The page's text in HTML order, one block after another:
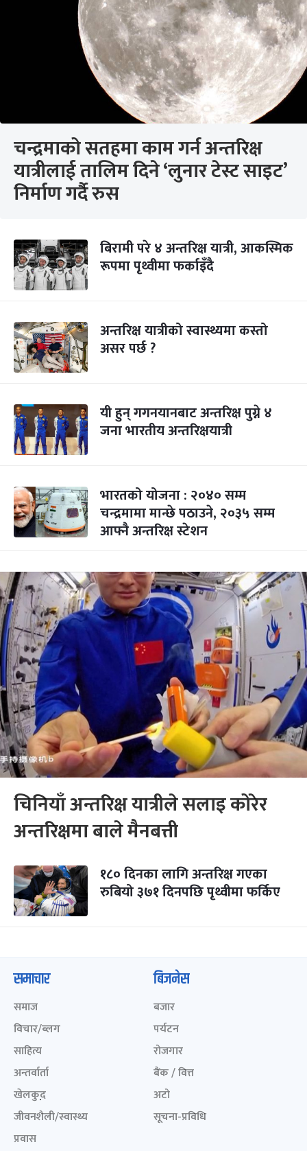
चन्द्रमाको सतहमा काम गर्न अन्तरिक्ष
यात्रीलाई तालिम दिने ‘लुनार टेस्ट साइट’
निर्माण गर्दै रुस
बिरामी परे ४ अन्तरिक्ष यात्री, आकस्मिक
रूपमा पृथ्वीमा फर्काइँदै
अन्तरिक्ष यात्रीको स्वास्थ्यमा कस्तो
असर पर्छ ?
यी हुन् गगनयानबाट अन्तरिक्ष पुग्ने ४
जना भारतीय अन्तरिक्षयात्री
भारतको योजना : २०४० सम्म
चन्द्रमामा मान्छे पठाउने, २०३५ सम्म
आफ्नै अन्तरिक्ष स्टेशन
चिनियाँ अन्तरिक्ष यात्रीले सलाइ कोरेर
अन्तरिक्षमा बाले मैनबत्ती
१८० दिनका लागि अन्तरिक्ष गएका
रुबियो ३७१ दिनपछि पृथ्वीमा फर्किए
समाचार
समाज
विचार/ब्लग
साहित्य
अन्तर्वार्ता
खेलकुद़़
जीवनशैली/स्वास्थ्य
प्रवास
बिजनेस
बजार
पर्यटन
रोजगार
बैंक / वित्त
अटो
सूचना-प्रविधि